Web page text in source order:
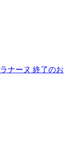
ラナーヌ 終了のお